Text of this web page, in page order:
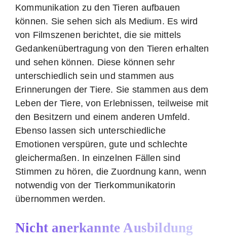
Kommunikation zu den Tieren aufbauen
können. Sie sehen sich als Medium. Es wird
von Filmszenen berichtet, die sie mittels
Gedankenübertragung von den Tieren erhalten
und sehen können. Diese können sehr
unterschiedlich sein und stammen aus
Erinnerungen der Tiere. Sie stammen aus dem
Leben der Tiere, von Erlebnissen, teilweise mit
den Besitzern und einem anderen Umfeld.
Ebenso lassen sich unterschiedliche
Emotionen verspüren, gute und schlechte
gleichermaßen. In einzelnen Fällen sind
Stimmen zu hören, die Zuordnung kann, wenn
notwendig von der Tierkommunikatorin
übernommen werden.
Nicht anerkannte Ausbildung